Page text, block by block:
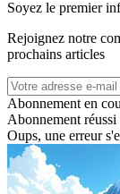
Soyez le premier
Rejoignez notre
prochains articles
Abonnement en
Abonnement réussi
Oups, une erreur